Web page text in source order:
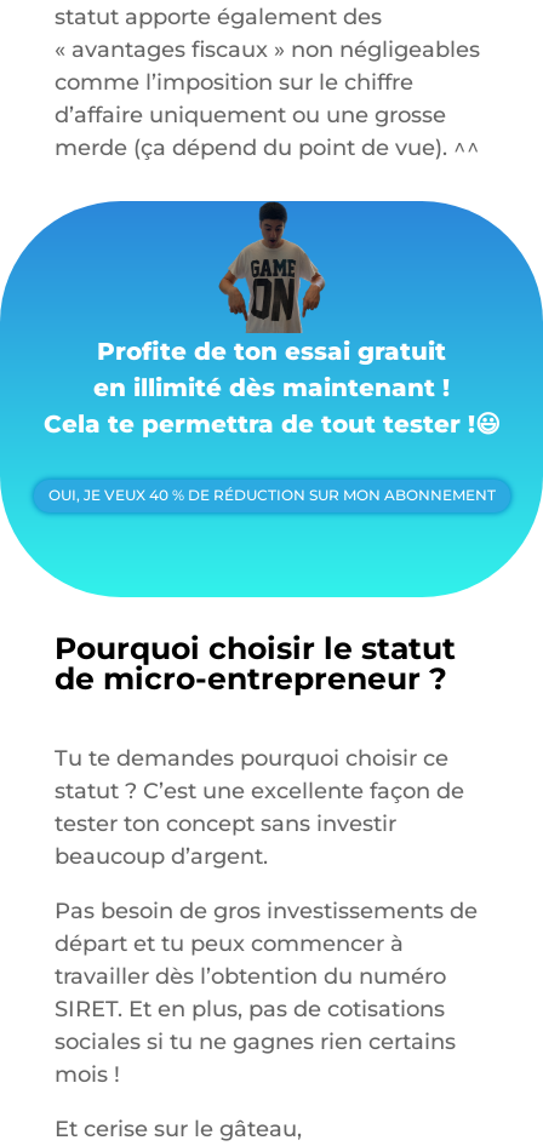
statut apporte également des
« avantages fiscaux » non négligeables
comme l’imposition sur le chiffre
d’affaire uniquement ou une grosse
merde (ça dépend du point de vue). ^^
Profite de ton essai gratuit
en illimité dès maintenant !
Cela te permettra de tout tester !😃
OUI, JE VEUX 40 % DE RÉDUCTION SUR MON ABONNEMENT
Pourquoi choisir le statut
de micro-entrepreneur ?
Tu te demandes pourquoi choisir ce
statut ? C’est une excellente façon de
tester ton concept sans investir
beaucoup d’argent.
Pas besoin de gros investissements de
départ et tu peux commencer à
travailler dès l’obtention du numéro
SIRET. Et en plus, pas de cotisations
sociales si tu ne gagnes rien certains
mois !
Et cerise sur le gâteau,